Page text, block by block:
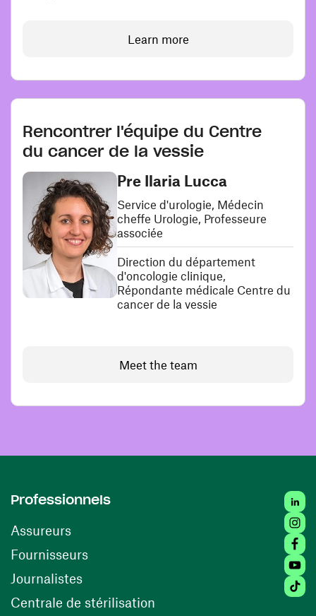
Learn more
Rencontrer l'équipe du Centre
du cancer de la vessie
Pre Ilaria Lucca
Service d'urologie, Médecin
cheffe Urologie, Professeure
associée
Direction du département
d'oncologie clinique,
Répondante médicale Centre du
cancer de la vessie
Meet the team
Professionnels
Assureurs
Fournisseurs(opens in a new window)
Journalistes
Centrale de stérilisation (opens in a new window)